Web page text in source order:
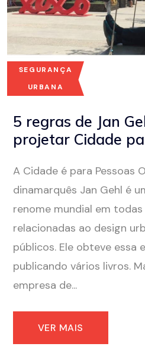
SEGURANÇA
URBANA
5 regras de Jan
projetar Cidade
A Cidade é para Pessoas
dinamarquês Jan Gehl é
renome mundial em todas
relacionadas ao design
públicos. Ele obteve essa
publicando vários livros.
empresa de...
VER MAIS